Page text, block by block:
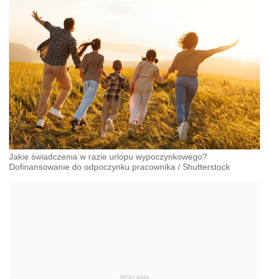
Jakie świadczenia w razie urlopu wypoczynkowego?
Dofinansowanie do odpoczynku pracownika / Shutterstock